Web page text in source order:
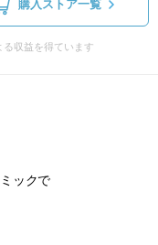
購入ストア一覧
収益を得ています
ックで